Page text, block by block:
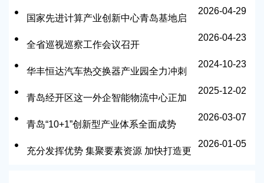
2026-04-29
国家先进计算产业创新中心青岛基地启
用 2026-04-23
全省巡视巡察工作会议召开
2024-10-23
华丰恒达汽车热交换器产业园全力冲刺
产能爬坡 2025-12-02
青岛经开区这一外企智能物流中心正加
速建设 2026-03-07
青岛“10+1”创新型产业体系全面成势
2026-01-05
充分发挥优势 集聚要素资源 加快打造更